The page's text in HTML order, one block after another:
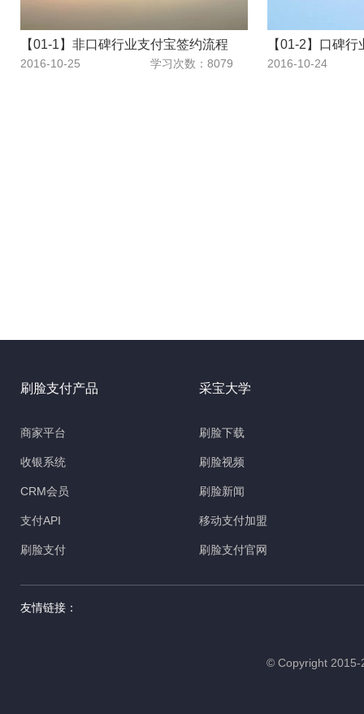
【01-1】非口碑行业支付宝签约流程
学习次数：8079
2016-10-25 2016-10-24
刷脸支付产品
商家平台
收银系统
CRM会员
支付API
刷脸支付
采宝大学
刷脸下载
刷脸视频
刷脸新闻
移动支付加盟
刷脸支付官网
友情链接：
© Copyright 2015-